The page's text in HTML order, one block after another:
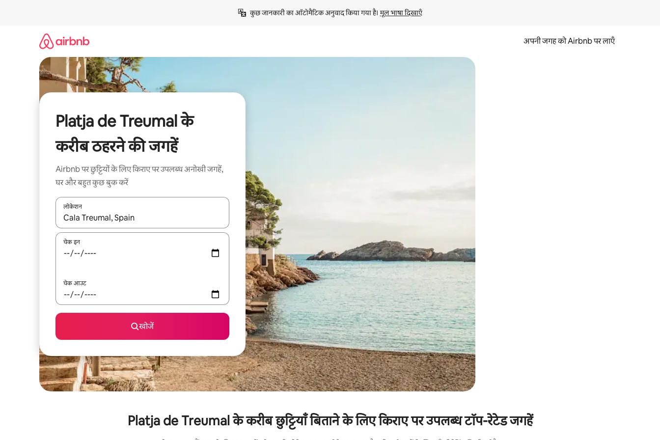
कुछ जानकारी का ऑटोमैटिक अनुवाद किया गया है। मूल भाषा दिखाएँ
अपनी जगह को Airbnb पर लाएँ
Platja de Treumal के
करीब ठहरने की जगहें
Airbnb पर छुट्टियों के लिए किराए पर उपलब्ध अनोखी जगहें,
घर और बहुत कुछ बुक करें
लोकेशन
नतीजों के उपलब्ध होने पर, अप और डाउन 'ऐरो की' का इस्तेमाल करके नेविगेट करें या टच या फिर स्वाइप जेस्चर का इस्तेमाल करके एक्सप्लोर करें।
चेक इन
चेक आउट
खोजें
Platja de Treumal के करीब छुट्टियाँ बिताने के लिए किराए पर उपलब्ध टॉप-रेटेड जगहें